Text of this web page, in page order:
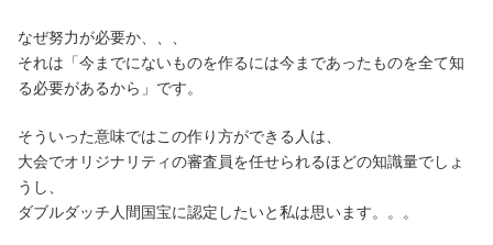
なぜ努力が必要か、、、
それは「今までにないものを作るには今まであったものを全て知
る必要があるから」です。
そういった意味ではこの作り方ができる人は、
大会でオリジナリティの審査員を任せられるほどの知識量でしょ
うし、
ダブルダッチ人間国宝に認定したいと私は思います。。。